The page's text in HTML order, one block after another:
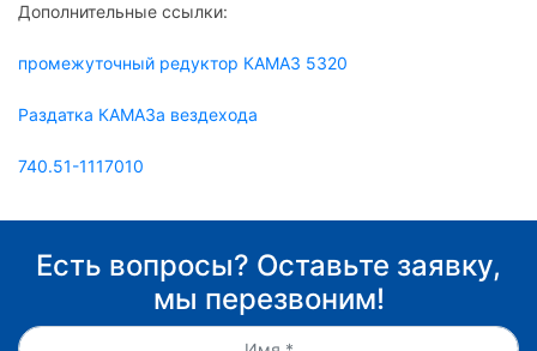
Дополнительные ссылки:
промежуточный редуктор КАМАЗ 5320
Раздатка КАМАЗа вездехода
740.51-1117010
Есть вопросы? Оставьте заявку,
мы перезвоним!